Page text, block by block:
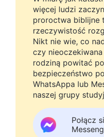
więcej ludzi
proroctwa biblijne
rzeczywistość
Nikt nie wie, co
czy
rodziną powitać
bezpieczeństwo
WhatsAppa lub
naszej grupy
Połącz